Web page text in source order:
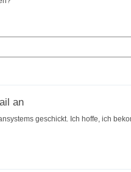
an
geschickt. Ich hoffe, ich